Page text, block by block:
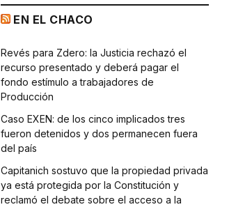
EN EL CHACO
Revés para Zdero: la Justicia rechazó el
recurso presentado y deberá pagar el
fondo estímulo a trabajadores de
Producción
Caso EXEN: de los cinco implicados tres
fueron detenidos y dos permanecen fuera
del país
Capitanich sostuvo que la propiedad privada
ya está protegida por la Constitución y
reclamó el debate sobre el acceso a la